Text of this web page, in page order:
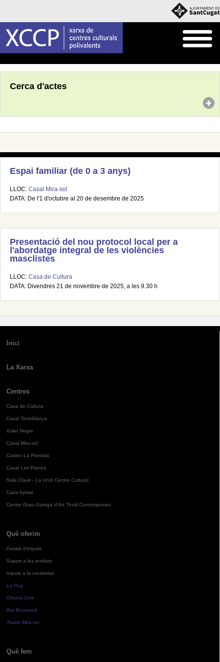
Cerca d'actes
Espai familiar (de 0 a 3 anys)
LLOC: Casal Mira-sol
DATA: De l'1 d'octubre al 20 de desembre de 2025
Presentació del nou protocol local per a
l'abordatge integral de les violències
masclistes
LLOC: Casa de Cultura
DATA: Divendres 21 de novembre de 2025, a les 9.30 h
Inici
La Xarxa
Centres
Casa de Cultura
Casal Torreblanca
Xalet Negre
Casal Mira-sol
Casino La Floresta
Casal Les Planes
Sala Clavé - La Unió Centre Cultural
Casa Aymat
Centre Grau-Garriga d'Art Tèxtil Contemporani
Què oferim
Cessió d'espais
Suport a les entitats
Impuls a la creativitat
La Pua
Oficina Jove
Bar Bocamoll
Teatre Mira-sol
Què fem